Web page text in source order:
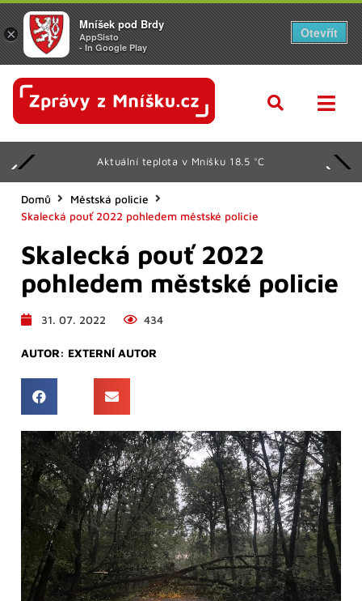
Aktuální teplota v Mníšku 18.5 °C
Domů
Městská policie
Skalecká pouť 2022 pohledem městské policie
Skalecká pouť 2022
pohledem městské policie
31. 07. 2022 434
AUTOR: EXTERNÍ AUTOR
×
Mníšek pod Brdy
AppSisto
- In Google Play
Otevřít